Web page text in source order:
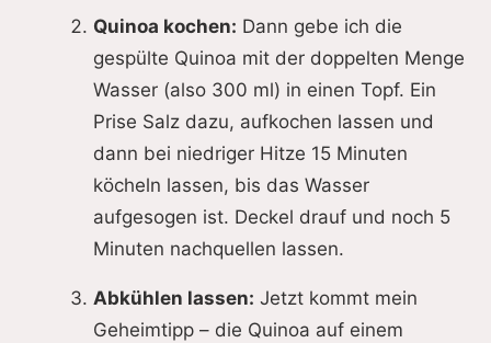
Quinoa kochen: Dann gebe ich die
gespülte Quinoa mit der doppelten Menge
Wasser (also 300 ml) in einen Topf. Ein
Prise Salz dazu, aufkochen lassen und
dann bei niedriger Hitze 15 Minuten
köcheln lassen, bis das Wasser
aufgesogen ist. Deckel drauf und noch 5
Minuten nachquellen lassen.
Abkühlen lassen: Jetzt kommt mein
Geheimtipp – die Quinoa auf einem